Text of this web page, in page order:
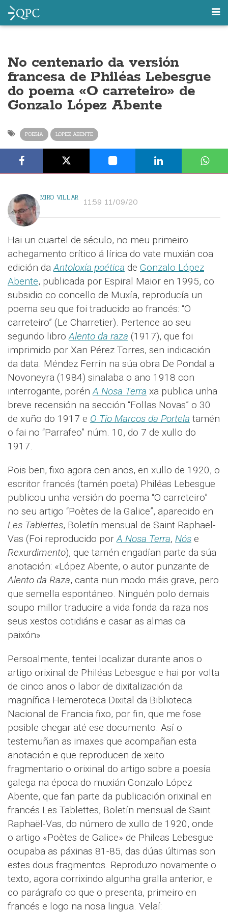
No centenario da versión
francesa de Philéas Lebesgue
do poema «O carreteiro» de
Gonzalo López Abente
POESIA LOPEZ ABENTE
MIRO VILLAR 11:59 11/09/20
Hai un cuartel de século, no meu primeiro
achegamento crítico á lírica do vate muxián coa
edición daAntoloxía poética de Gonzalo López
Abente, publicada por Espiral Maior en 1995, co
subsidio co concello de Muxía, reproducía un
poema seu que foi traducido ao francés: “O
carreteiro” (Le Charretier). Pertence ao seu
segundo libroAlento da raza (1917), que foi
imprimido por Xan Pérez Torres, sen indicación
da data. Méndez Ferrín na súa obra De Pondal a
Novoneyra (1984) sinalaba o ano 1918 con
interrogante, porénA Nosa Terra xa publica unha
breve recensión na sección “Follas Novas” o 30
de xuño do 1917 e O Tío Marcos da Portela tamén
o fai no “Parrafeo” núm. 10, do 7 de xullo do
1917.
Pois ben, fixo agora cen anos, en xullo de 1920, o
escritor francés (tamén poeta) Philéas Lebesgue
publicou unha versión do poema “O carreteiro”
no seu artigo “Poètes de la Galice”, aparecido en
Les Tablettes, Boletín mensual de Saint Raphael-
Vas (Foi reproducido porA Nosa Terra, Nós e
Rexurdimento), que tamén engadían parte da súa
anotación: «López Abente, o autor punzante de
Alento da Raza, canta nun modo máis grave, pero
que semella espontáneo. Ninguén polo demais
soupo millor traducire a vida fonda da raza nos
seus xestos cotidiáns e casar as almas ca
paixón».
Persoalmente, tentei localizar durante anos o
artigo orixinal de Philéas Lebesgue e hai por volta
de cinco anos o labor de dixitalización da
magnífica Hemeroteca Dixital da Biblioteca
Nacional de Francia fixo, por fin, que me fose
posible chegar até ese documento. Así o
testemuñan as imaxes que acompañan esta
anotación e que reproducen de xeito
fragmentario o orixinal do artigo sobre a poesía
galega na época do muxián Gonzalo López
Abente, que fan parte da publicación orixinal en
francés Les Tablettes, Boletín mensual de Saint
Raphaël-Vas, do número de xullo de 1920, onde
o artigo «Poètes de Galice» de Phileas Lebesgue
ocupaba as páxinas 81-85, das dúas últimas son
estes dous fragmentos. Reproduzo novamente o
texto, agora corrixindo algunha gralla anterior, e
co parágrafo co que o presenta, primeiro en
francés e logo na nosa lingua. Velaí: